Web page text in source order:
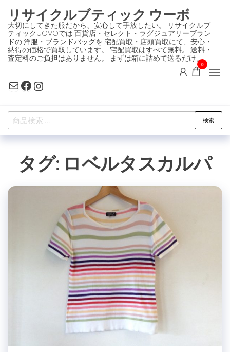
ン
テ
ン
ツ
プ
リサイクルブティック ウーボ
大切にしてきた服だから、安心して手放したい。 リサイクルブ
ティックUOVOでは 百貨店・セレクト・ラグジュアリーブラン
ドの 洋服・ブランドバッグを 宅配買取・店頭買取にて、安心・
納得の価格で買取しています。 宅配買取はすべて無料。 送料・
査定料のご負担はありません。 まずは箱に詰めて送るだけ。
MailFacebook
Instagram
0
検
索
検索
タグ: ロベルタスカルパ